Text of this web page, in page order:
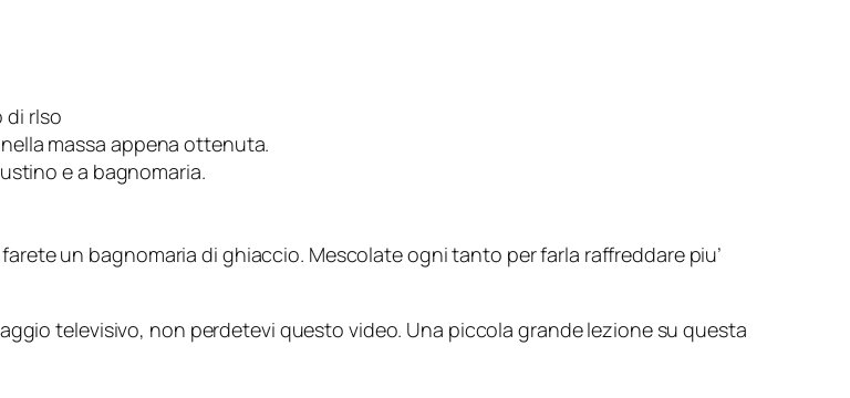
di rIso
massa appena ottenuta.
e a bagnomaria.
un bagnomaria di ghiaccio. Mescolate ogni tanto per farla raffreddare piu’
televisivo, non perdetevi questo video. Una piccola grande lezione su questa